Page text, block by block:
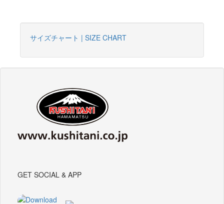
サイズチャート | SIZE CHART
GET SOCIAL & APP